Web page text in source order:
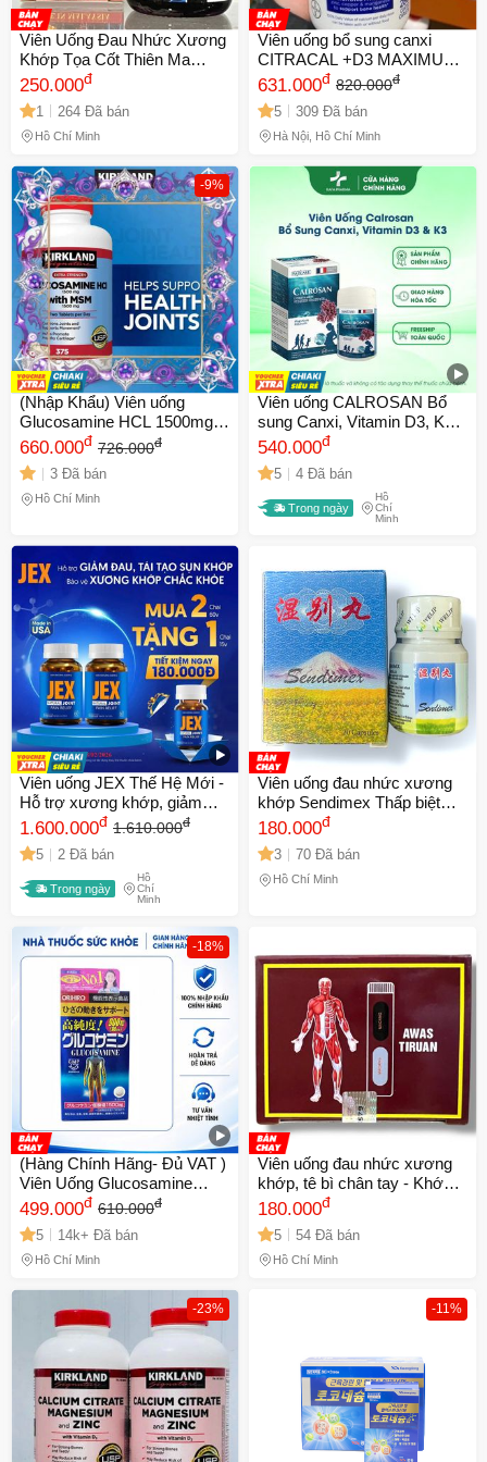
Viên Uống Đau Nhức Xương
Khớp Tọa Cốt Thiên Ma
Thống Phong Hoàn - Giải
Pháp Từ Thiên Nhiên Xuất
Xứ Malaysia, Hộp 30 Viên -
Mã 2077
250.000đ
1 264 Đã bán
Hồ Chí Minh
Viên uống bổ sung canxi
CITRACAL +D3 MAXIMUM
PLUS 280 viên - Hỗ trợ sức
khỏe xương chắc khỏe và
hấp thu canxi tối ưu
631.000đ 820.000đ
5 309 Đã bán
Hà Nội, Hồ Chí Minh
-9%
(Nhập Khẩu) Viên uống
Glucosamine HCL 1500mg &
MSM 1500mg Kirkland Mỹ
Thực phẩm chức năng hỗ trợ
khớp và xương chắc khỏe
Nhập Khẩu
660.000đ 726.000đ
3 Đã bán
Hồ Chí Minh
Viên uống CALROSAN Bổ
sung Canxi, Vitamin D3, K2 -
Hỗ trợ xương răng chắc
khỏe, Phát triển chiều cao,
Hộp 60 viên
540.000đ
5 4 Đã bán
Trong ngày
Hồ
Chí
Minh
Viên uống JEX Thế Hệ Mới -
Hỗ trợ xương khớp, giảm
đau thoái hóa khớp, 60 viên
& 30 viên, bổ sung sức khỏe
chính hãng
1.600.000đ 1.610.000đ
5 2 Đã bán
Trong ngày
Hồ
Chí
Minh
Viên uống đau nhức xương
khớp Sendimex Thấp biệt
hoàn - Hỗ Trợ Giảm Đau và
Phục Hồi Sức Khỏe Xương
Khớp - Hộp 20 Viên Xuất Xứ
Malaysia - Mã 1290
180.000đ
3 70 Đã bán
Hồ Chí Minh
-18%
(Hàng Chính Hãng- Đủ VAT )
Viên Uống Glucosamine
Orihiro 1500mg Nhật Bản -
Hỗ Trợ Xương Khớp Người
Trưởng Thành
499.000đ 610.000đ
5 14k+ Đã bán
Hồ Chí Minh
Viên uống đau nhức xương
khớp, tê bì chân tay - Khớp
đỏ Mujarhabat Kapsul - Xuất
xứ Malaysia - Hộp 20 ống -
Mã 2055
180.000đ
5 54 Đã bán
Hồ Chí Minh
-23% -11%